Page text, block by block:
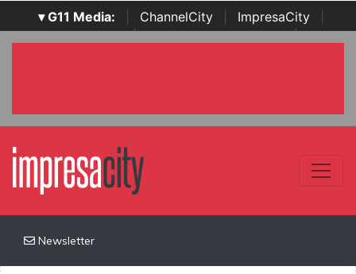
▾ G11 Media: ChannelCity ImpresaCity
SecurityOpenLab | Italian Channel Awards | Italian
Newsletter